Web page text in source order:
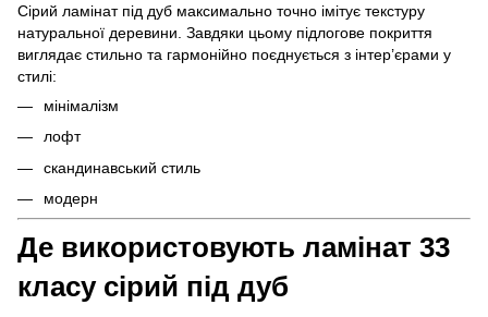
Сірий ламінат під дуб максимально точно імітує текстуру
натуральної деревини. Завдяки цьому підлогове покриття
виглядає стильно та гармонійно поєднується з інтер’єрами у
стилі:
мінімалізм
лофт
скандинавський стиль
модерн
Де використовують ламінат 33
класу сірий під дуб